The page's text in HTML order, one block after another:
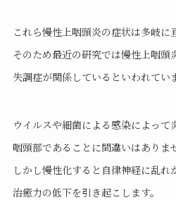
これら慢性上咽頭炎の症状は多岐に
そのため最近の研究では慢性上咽
失調症が関係しているといわれてい
ウイルスや細菌による感染によって
咽頭部であることに間違いはありま
しかし慢性化すると自律神経に乱
治癒力の低下を引き起こします。